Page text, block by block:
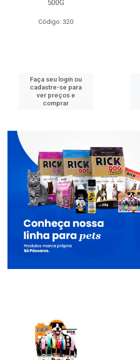
500G
Código: 320
Faça seu login ou
cadastre-se para
ver preços e
comprar